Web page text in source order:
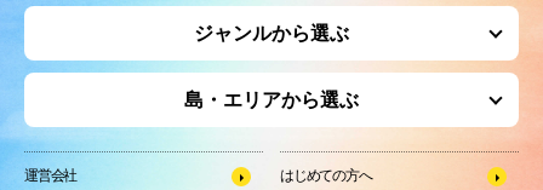
ジャンルから選ぶ
島・エリアから選ぶ
運営会社 はじめての方へ